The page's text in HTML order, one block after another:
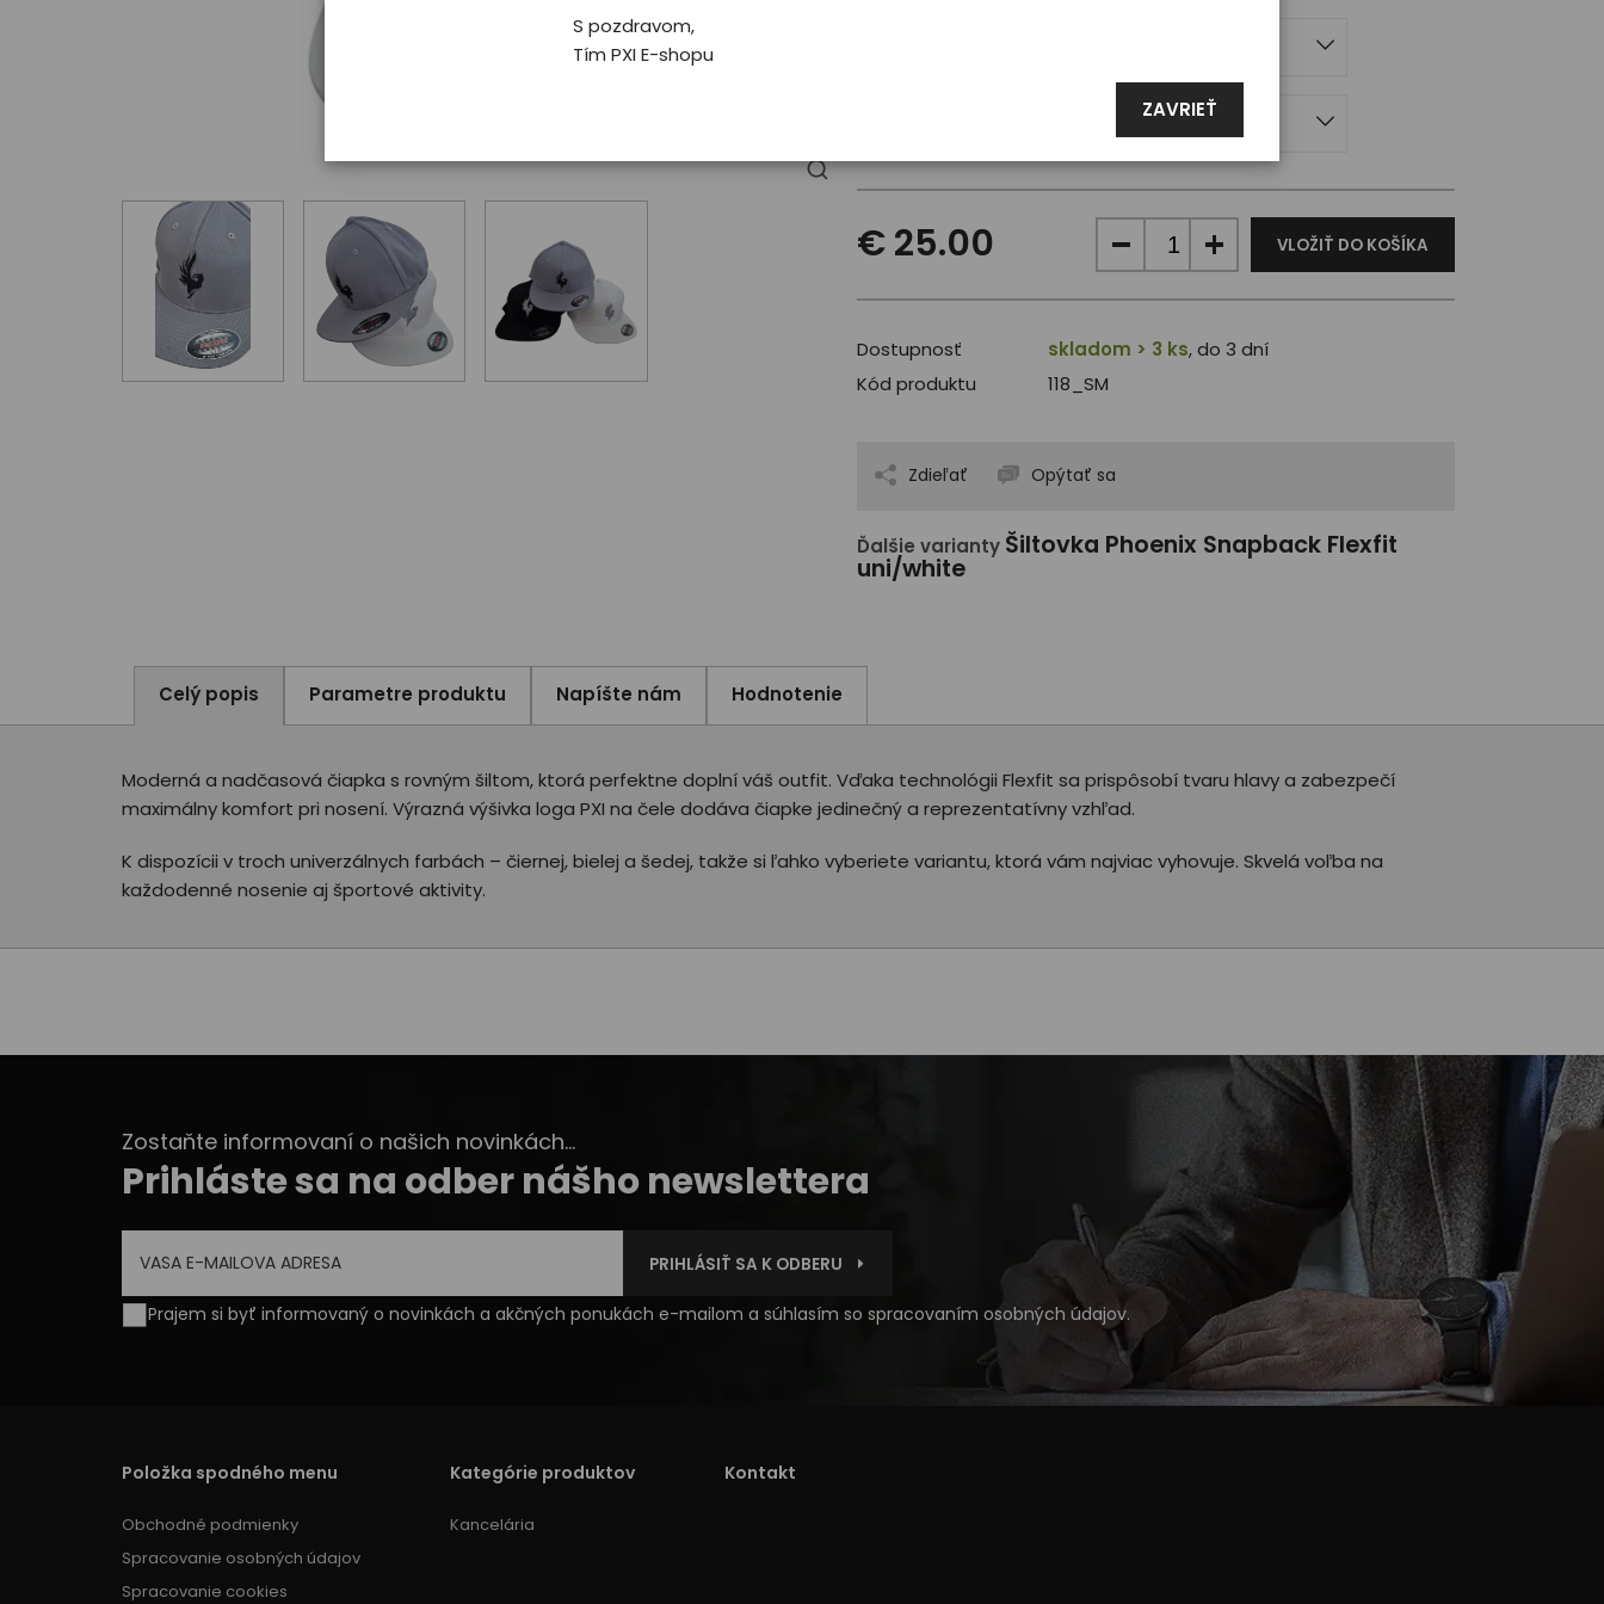
S pozdravom,
Tím PXI E-shopu
ZAVRIEŤ
€ 25.00 VLOŽIŤ DO KOŠÍKA
Dostupnosť skladom > 3 ks, do 3 dní
Kód produktu
118_SM
Zdieľať Opýtať sa
Ďalšie varianty Šiltovka Phoenix Snapback Flexfit
uni/white
Celý popis Parametre produktu Napíšte nám Hodnotenie
Moderná a nadčasová čiapka s rovným šiltom, ktorá perfektne doplní váš outfit. Vďaka technológii Flexfit sa prispôsobí tvaru hlavy a zabezpečí
maximálny komfort pri nosení. Výrazná výšivka loga PXI na čele dodáva čiapke jedinečný a reprezentatívny vzhľad.
K dispozícii v troch univerzálnych farbách – čiernej, bielej a šedej, takže si ľahko vyberiete variantu, ktorá vám najviac vyhovuje. Skvelá voľba na
každodenné nosenie aj športové aktivity.
Zostaňte informovaní o našich novinkách...
Prihláste sa na odber nášho newslettera
PRIHLÁSIŤ SA K ODBERU
Prajem si byť informovaný o novinkách a akčných ponukách e-mailom a súhlasím so spracovaním osobných údajov.
Položka spodného menu
Obchodné podmienky
Spracovanie osobných údajov
Spracovanie cookies
Kategórie produktov
Kancelária
Kontakt